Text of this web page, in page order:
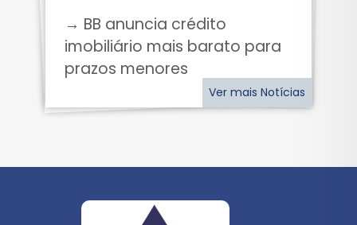
→ BB anuncia crédito
imobiliário mais barato para
prazos menores
Ver mais Notícias